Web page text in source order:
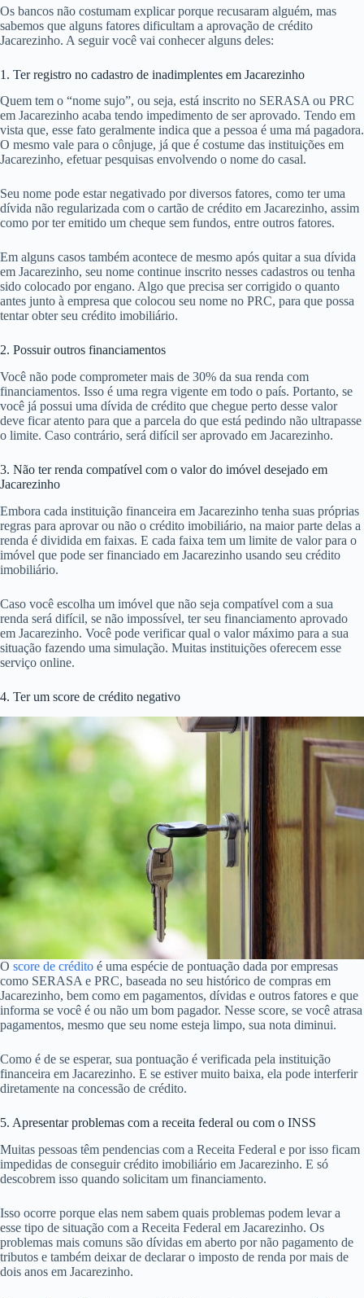
Os bancos não costumam explicar porque recusaram alguém, mas
sabemos que alguns fatores dificultam a aprovação de crédito
Jacarezinho. A seguir você vai conhecer alguns deles:
1. Ter registro no cadastro de inadimplentes em Jacarezinho
Quem tem o “nome sujo”, ou seja, está inscrito no SERASA ou PRC
em Jacarezinho acaba tendo impedimento de ser aprovado. Tendo em
vista que, esse fato geralmente indica que a pessoa é uma má pagadora.
O mesmo vale para o cônjuge, já que é costume das instituições em
Jacarezinho, efetuar pesquisas envolvendo o nome do casal.
Seu nome pode estar negativado por diversos fatores, como ter uma
dívida não regularizada com o cartão de crédito em Jacarezinho, assim
como por ter emitido um cheque sem fundos, entre outros fatores.
Em alguns casos também acontece de mesmo após quitar a sua dívida
em Jacarezinho, seu nome continue inscrito nesses cadastros ou tenha
sido colocado por engano. Algo que precisa ser corrigido o quanto
antes junto à empresa que colocou seu nome no PRC, para que possa
tentar obter seu crédito imobiliário.
2. Possuir outros financiamentos
Você não pode comprometer mais de 30% da sua renda com
financiamentos. Isso é uma regra vigente em todo o país. Portanto, se
você já possui uma dívida de crédito que chegue perto desse valor
deve ficar atento para que a parcela do que está pedindo não ultrapasse
o limite. Caso contrário, será difícil ser aprovado em Jacarezinho.
3. Não ter renda compatível com o valor do imóvel desejado em
Jacarezinho
Embora cada instituição financeira em Jacarezinho tenha suas próprias
regras para aprovar ou não o crédito imobiliário, na maior parte delas a
renda é dividida em faixas. E cada faixa tem um limite de valor para o
imóvel que pode ser financiado em Jacarezinho usando seu crédito
imobiliário.
Caso você escolha um imóvel que não seja compatível com a sua
renda será difícil, se não impossível, ter seu financiamento aprovado
em Jacarezinho. Você pode verificar qual o valor máximo para a sua
situação fazendo uma simulação. Muitas instituições oferecem esse
serviço online.
4. Ter um score de crédito negativo
O score de crédito é uma espécie de pontuação dada por empresas
como SERASA e PRC, baseada no seu histórico de compras em
Jacarezinho, bem como em pagamentos, dívidas e outros fatores e que
informa se você é ou não um bom pagador. Nesse score, se você atrasa
pagamentos, mesmo que seu nome esteja limpo, sua nota diminui.
Como é de se esperar, sua pontuação é verificada pela instituição
financeira em Jacarezinho. E se estiver muito baixa, ela pode interferir
diretamente na concessão de crédito.
5. Apresentar problemas com a receita federal ou com o INSS
Muitas pessoas têm pendencias com a Receita Federal e por isso ficam
impedidas de conseguir crédito imobiliário em Jacarezinho. E só
descobrem isso quando solicitam um financiamento.
Isso ocorre porque elas nem sabem quais problemas podem levar a
esse tipo de situação com a Receita Federal em Jacarezinho. Os
problemas mais comuns são dívidas em aberto por não pagamento de
tributos e também deixar de declarar o imposto de renda por mais de
dois anos em Jacarezinho.